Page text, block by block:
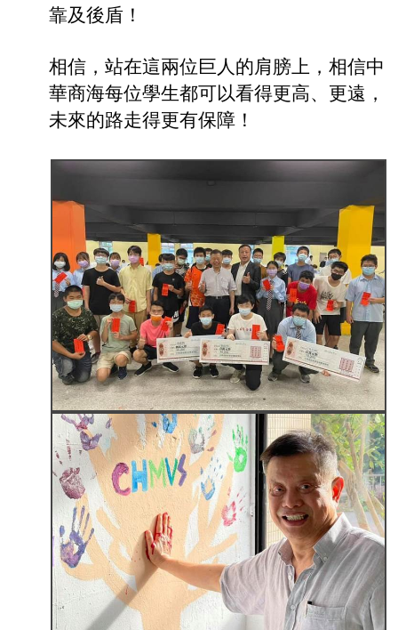
靠及後盾！
相信，站在這兩位巨人的肩膀上，相信中
華商海每位學生都可以看得更高、更遠，
未來的路走得更有保障！